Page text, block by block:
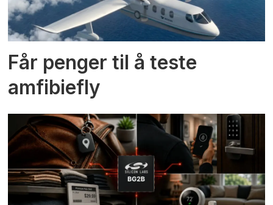
Får penger til å teste
amfibiefly